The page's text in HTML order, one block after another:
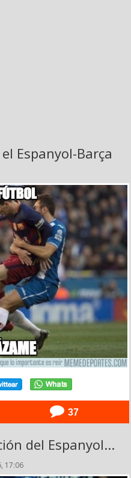
Espanyol-Barça
37
del Espanyol...
17:06